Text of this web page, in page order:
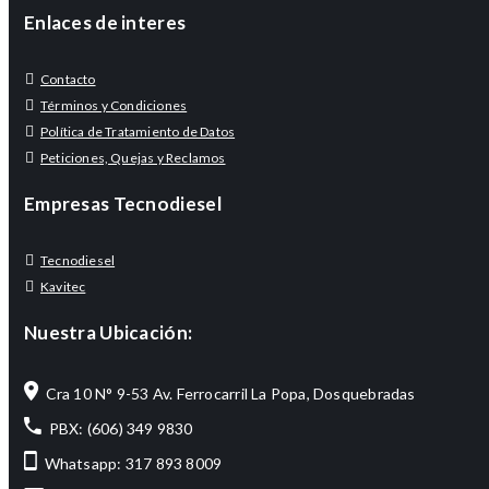
Enlaces de interes
Contacto
Términos y Condiciones
Política de Tratamiento de Datos
Peticiones, Quejas y Reclamos
Empresas Tecnodiesel
Tecnodiesel
Kavitec
Nuestra Ubicación:
Cra 10 N° 9-53 Av. Ferrocarril La Popa, Dosquebradas
PBX: (606) 349 9830
Whatsapp: 317 893 8009